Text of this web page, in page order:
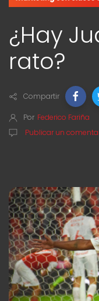
¿Hay
rato?
Compartir
Por Federico Fariña
Publicar un